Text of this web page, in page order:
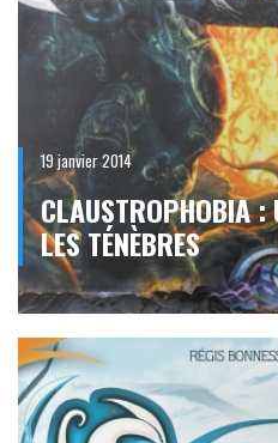
19 janvier 2014
CLAUSTROPHOBIA :
LES TÉNÈBRES